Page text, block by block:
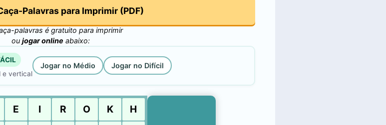
Palavras para Imprimir (PDF)
palavras é gratuito para imprimir
ou jogar online abaixo:
e vertical
Jogar no Médio Jogar no Difícil
E I R O K
H